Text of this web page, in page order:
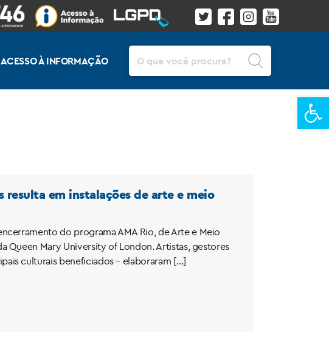
ACESSO À INFORMAÇÃO
em instalações de arte e meio
do programa AMA Rio, de Arte e Meio
Queen Mary University of London. Artistas, gestores
culturais beneficiados – elaboraram […]